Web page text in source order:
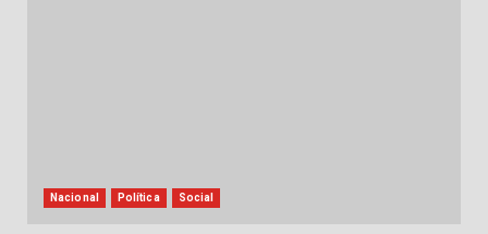
Nacional Política Social